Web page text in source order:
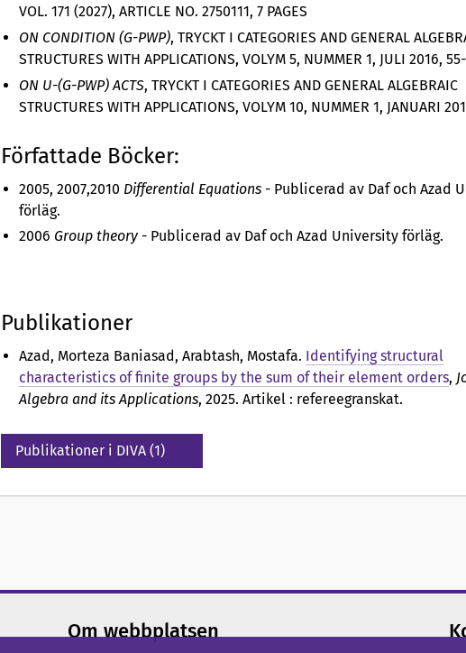
VOL. 171 (2027), ARTICLE NO. 2750111, 7 PAGES
ON CONDITION (G-PWP), TRYCKT I CATEGORIES AND GENERAL
STRUCTURES WITH APPLICATIONS, VOLYM 5, NUMMER 1, JULI 2016,
ON U-(G-PWP) ACTS, TRYCKT I CATEGORIES AND GENERAL ALGEBRAIC
STRUCTURES WITH APPLICATIONS, VOLYM 10, NUMMER 1, JANUARI
Författade Böcker:
2005, 2007,2010 Differential Equations- Publicerad av Daf och Azad
förläg.
2006 Group theory- Publicerad av Daf och Azad University förläg.
Publikationer
Azad, Morteza Baniasad, Arabtash, Mostafa. Identifying structural
characteristics of finite groups by the sum of their element orders,
Algebra and its Applications, 2025. Artikel : refereegranskat.
Publikationer i DIVA (1)
Om webbplatsen